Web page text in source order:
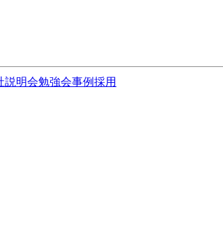
説明会勉強会事例採用